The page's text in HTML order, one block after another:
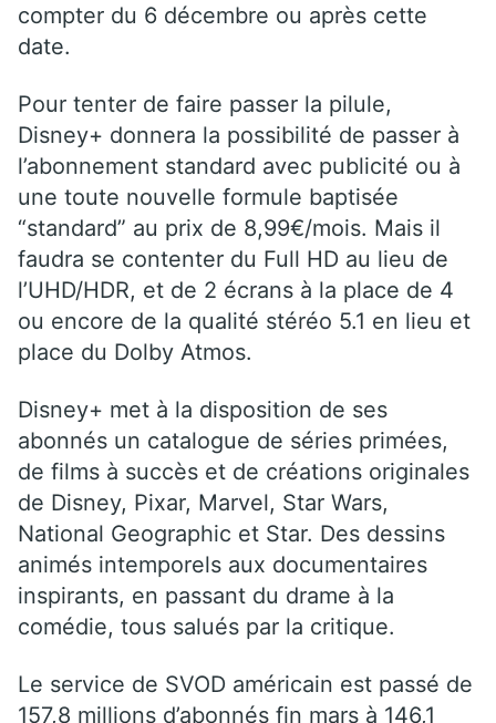
compter du 6 décembre ou après cette
date.
Pour tenter de faire passer la pilule,
Disney+ donnera la possibilité de passer à
l’abonnement standard avec publicité ou à
une toute nouvelle formule baptisée
“standard” au prix de 8,99€/mois. Mais il
faudra se contenter du Full HD au lieu de
l’UHD/HDR, et de 2 écrans à la place de 4
ou encore de la qualité stéréo 5.1 en lieu et
place du Dolby Atmos.
Disney+ met à la disposition de ses
abonnés un catalogue de séries primées,
de films à succès et de créations originales
de Disney, Pixar, Marvel, Star Wars,
National Geographic et Star. Des dessins
animés intemporels aux documentaires
inspirants, en passant du drame à la
comédie, tous salués par la critique.
Le service de SVOD américain est passé de
157,8 millions d’abonnés fin mars à 146,1